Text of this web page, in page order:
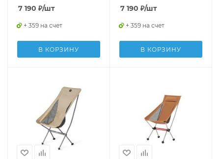
7 190 ₽/шт
+ 359 на счет
В КОРЗИНУ
7 190 ₽/шт
+ 359 на счет
В КОРЗИНУ